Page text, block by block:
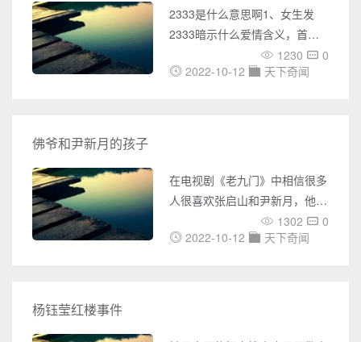
时，奇闻网还收集了大量未解之
陌生人，是颇受当下年轻人欢迎
的一款软件。在Z世代带来的社
交新浪潮下，Soul引领着下一代
社交产品的发展方向； 2、Soul
2333是什么意思啊1、女生发
2333暗示什么爱情含义，首先
第一个意思就是来源于网络用
语，2333就是啊哈哈哈哈的意
直接加2333，以此来表示哈哈
大笑的意思；2、2333一般也用
于在贴吧或者论坛以及聊天的情
况下使用，常常会在评论，弹
1230
0
2022-10-12
天下奇闻
佛爷和尹新月的孩子
在电视剧《老九门》中相信很多
人很喜欢张启山和尹新月，他俩
的相识相知和互动令很多网友表
示羡慕，只是一直认为他俩的戏
1302
0
2022-10-12
天下奇闻
杨钰莹红楼事件